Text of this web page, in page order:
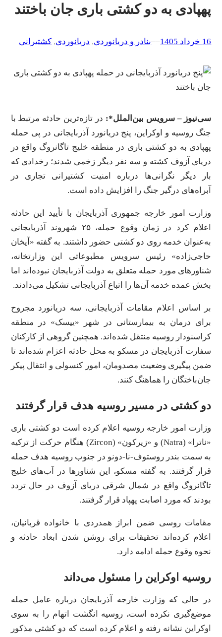
پهپادی به دو کشتی باری جان باختند
16 خرداد 1405 –
–بنادر و دریانوردی, دریانوردی, کشتیرانی
سی‌نیوز – سرویس بین‌الملل*: در تازه‌ترین حادثه مرتبط با
جنگ روسیه و اوکراین، پنج دریانورد آذربایجانی در پی حمله
پهپادی به دو کشتی باری در منطقه خلیج تاگانروگ واقع در
دریای آزوف کشته و سه نفر دیگر زخمی شدند؛ رخدادی که
بار دیگر نگرانی‌ها درباره امنیت کشتیرانی تجاری در
آبراه‌های درگیر جنگ را افزایش داده است.
وزارت امور خارجه جمهوری آذربایجان با تأیید این حادثه
اعلام کرد در زمان وقوع حمله، ۲۵ شهروند آذربایجانی
به‌عنوان خدمه روی دو کشتی حضور داشتند. به گفته «آیخان
حاجی‌زاده» رئیس سرویس مطبوعاتی این وزارتخانه،
شناورهای مورد حمله متعلق به دولت آذربایجان نبوده‌اند اما
بخش عمده خدمه آن‌ها را اتباع آذربایجانی تشکیل می‌دادند.
بر اساس اعلام مقامات آذربایجانی، سه دریانورد مجروح
برای درمان به بیمارستانی در شهر «ییسک» در منطقه
کراسنودار روسیه منتقل شده‌اند. همچنین گروهی از کارکنان
سفارت آذربایجان در مسکو به محل حادثه اعزام شده‌اند تا
ضمن پیگیری وضعیت مصدومان، امور کنسولی و انتقال پیکر
جان‌باختگان را هماهنگ کنند.
دو کشتی در مسیر روسیه هدف قرار گرفتند
وزارت امور خارجه روسیه اعلام کرده است دو کشتی باری
«ناترا» (Natra) و «زیرکون» (Zircon) هنگام حرکت از ترکیه
به سمت بندر روستوف-نا-دونو در جنوب روسیه هدف حمله
قرار گرفتند. به گفته مسکو، این شناورها در آب‌های خلیج
تاگانروگ واقع در شمال شرقی دریای آزوف در حال تردد
بودند که مورد اصابت پهپاد قرار گرفتند.
مقامات روسی ضمن ابراز همدردی با خانواده قربانیان،
اعلام کرده‌اند تحقیقات برای روشن شدن ابعاد حادثه و
نحوه وقوع حمله ادامه دارد.
روسیه اوکراین را مسئول می‌داند
در حالی که وزارت خارجه آذربایجان درباره عامل حمله
موضع‌گیری نکرده است، روسیه انگشت اتهام را به سوی
اوکراین نشانه رفته و اعلام کرده است که دو کشتی مذکور